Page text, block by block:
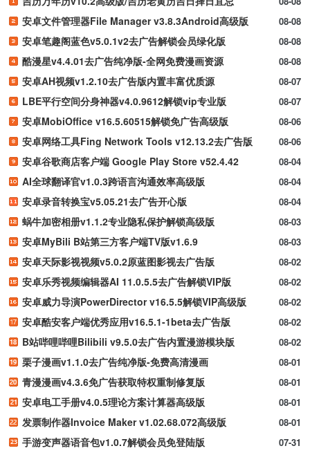
08-08
安卓文件管理器File Manager v3.8.3Android高级版
08-08
安卓笔趣阁蓝色v5.0.1v2去广告解锁会员绿化版
08-08
酷漫星v4.4.01去广告纯净版-全网免费漫画资源
08-07
安卓AH视频v1.2.10去广告版内置丰富优质源
08-07
LBE平行空间分身神器v4.0.9612解锁vip专业版
08-06
安卓MobiOffice v16.5.60515解锁免广告高级版
08-06
安卓网络工具Fing Network Tools v12.13.2去广告版
08-04
安卓谷歌商店客户端 Google Play Store v52.4.42
08-04
AI全球翻译官v1.0.3跨语言沟通效率高级版
08-04
安卓录音转换宝v5.05.21去广告开心版
08-03
蜗牛加密相册v1.1.2专业隐私保护解锁高级版
08-03
安卓MyBili B站第三方客户端TV版v1.6.9
08-02
安卓天际影视视频v5.0.2原蓝图影视去广告版
08-02
安卓乐秀视频编辑器AI 11.0.5.5去广告解锁VIP版
08-02
安卓威力导演PowerDirector v16.5.5解锁VIP高级版
08-02
安卓酷安客户端优秀应用v16.5.1-1beta去广告版
08-02
B站哔哩哔哩Bilibili v9.5.0去广告内置漫游模块版
08-01
栗子漫画v1.1.0去广告纯净版-免费高清漫画
08-01
青漫漫画v4.3.6免广告获取特权重制修复版
08-01
安卓电工手册v4.0.5理论方案计算器高级版
08-01
发票制作器Invoice Maker v1.02.68.072高级版
07-31
手游变声器语音包v1.0.7解锁会员免登陆版